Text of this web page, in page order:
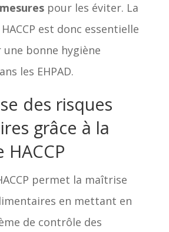
pour les éviter. La
est donc essentielle
bonne hygiène
les EHPAD.
des risques
grâce à la
permet la maîtrise
en mettant en
de contrôle des